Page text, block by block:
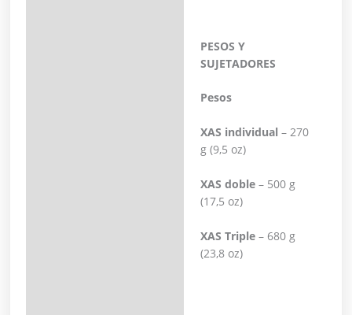
PESOS Y
SUJETADORES
Pesos
XAS individual – 270
g (9,5 oz)
XAS doble – 500 g
(17,5 oz)
XAS Triple – 680 g
(23,8 oz)